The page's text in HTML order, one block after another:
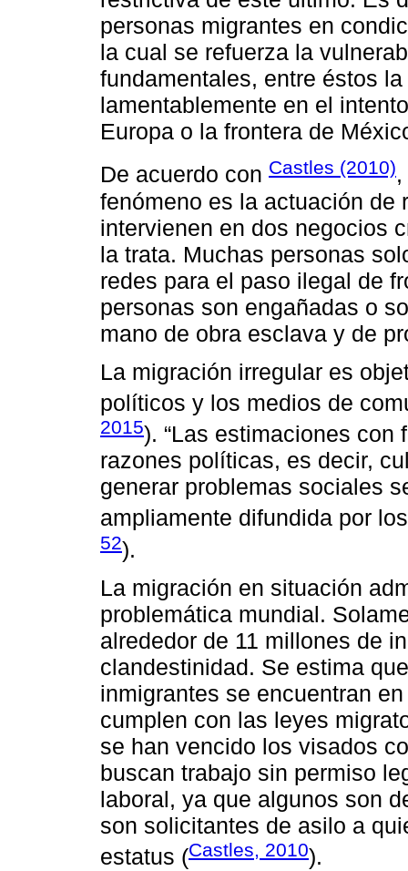
personas migrantes en
la cual se refuerza la
fundamentales, entre éstos
lamentablemente en el
Europa o la frontera de
De acuerdo con Castles (2010)
fenómeno es la actuación de
intervienen en dos negocios
la trata. Muchas personas
redes para el paso ilegal de
personas son engañadas o
mano de obra esclava y de
La migración irregular es
políticos y los medios de
2015). “Las estimaciones con
razones políticas, es decir,
generar problemas sociales
ampliamente difundida por
52).
La migración en situación
problemática mundial.
alrededor de 11 millones de
clandestinidad. Se estima
inmigrantes se encuentran
cumplen con las leyes
se han vencido los visados
buscan trabajo sin permiso
laboral, ya que algunos son
son solicitantes de asilo a
estatus (Castles, 2010).